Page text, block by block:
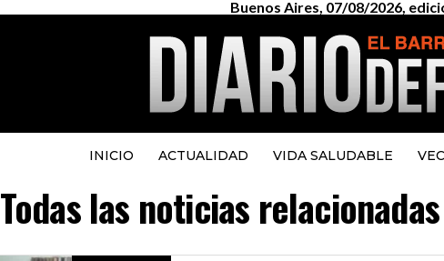
Buenos Aires, 07/08/2026,
INICIO ACTUALIDAD VIDA SALUDABLE
Todas las noticias